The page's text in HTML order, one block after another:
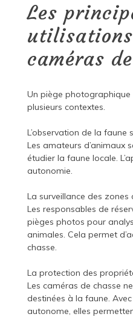
Les
caméras
Un piège
plusieurs contextes.
L’observation de la faune
Les amateurs d’animaux
étudier la faune locale.
autonomie.
La surveillance des zones
Les responsables de
pièges photos pour
animales. Cela permet
chasse.
La protection des
Les caméras de chasse
destinées à la faune.
autonome, elles